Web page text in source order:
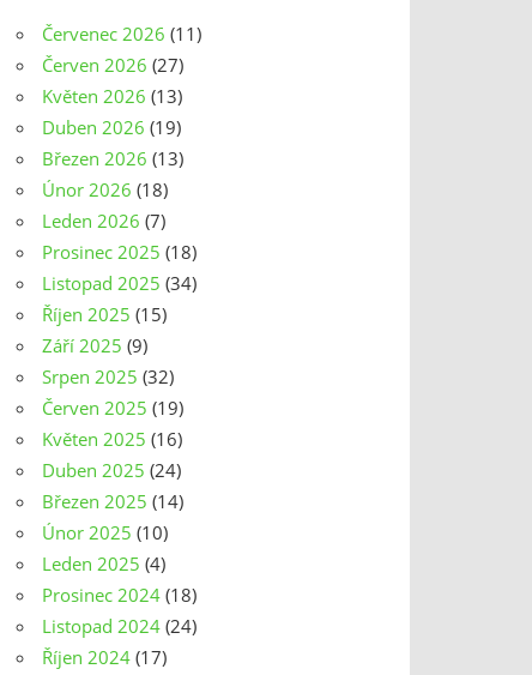
Červenec 2026 (11)
Červen 2026 (27)
Květen 2026 (13)
Duben 2026 (19)
Březen 2026 (13)
Únor 2026 (18)
Leden 2026 (7)
Prosinec 2025 (18)
Listopad 2025 (34)
Říjen 2025 (15)
Září 2025 (9)
Srpen 2025 (32)
Červen 2025 (19)
Květen 2025 (16)
Duben 2025 (24)
Březen 2025 (14)
Únor 2025 (10)
Leden 2025 (4)
Prosinec 2024 (18)
Listopad 2024 (24)
Říjen 2024 (17)